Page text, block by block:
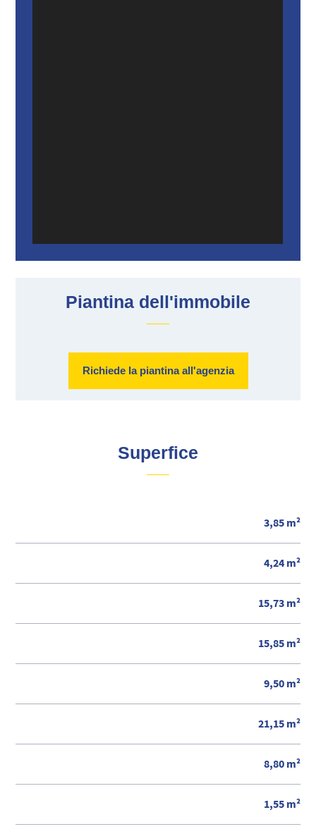
Piantina dell'immobile
Richiede la piantina all'agenzia
Superfice
3,85 m²
4,24 m²
15,73 m²
15,85 m²
9,50 m²
21,15 m²
8,80 m²
1,55 m²